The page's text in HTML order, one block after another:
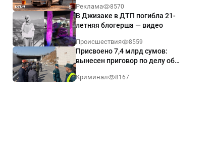
годовых
Реклама 8570
В Джизаке в ДТП погибла 21-
летняя блогерша — видео
Происшествия 8559
Присвоено 7,4 млрд сумов:
вынесен приговор по делу об
Ташкенте
Криминал 8167